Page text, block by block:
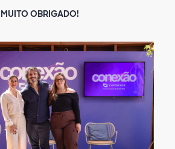
MUITO OBRIGADO!